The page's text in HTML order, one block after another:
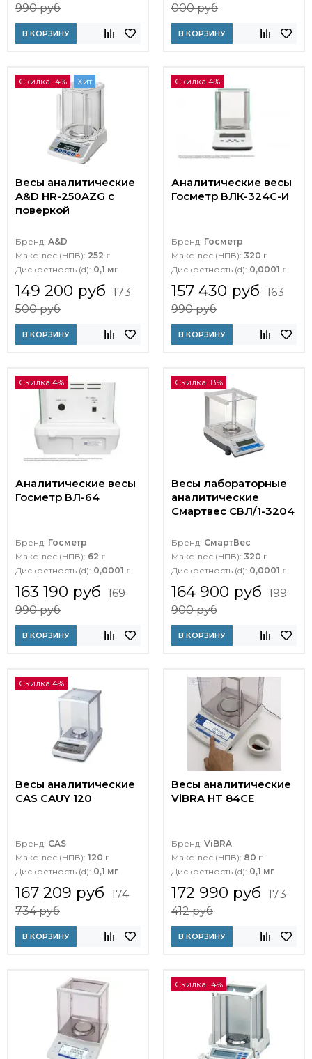
990 руб
В КОРЗИНУ
000 руб
В КОРЗИНУ
Скидка 14% Хит
Весы аналитические
A&D HR-250AZG с
поверкой
Бренд: A&D
Макс. вес (НПВ): 252 г
Дискретность (d): 0,1 мг
149 200 руб 173
500 руб
В КОРЗИНУ
Скидка 4%
Аналитические весы
Госметр ВЛК-324С-И
Бренд: Госметр
Макс. вес (НПВ): 320 г
Дискретность (d): 0,0001 г
157 430 руб 163
990 руб
В КОРЗИНУ
Скидка 4%
Аналитические весы
Госметр ВЛ-64
Бренд: Госметр
Макс. вес (НПВ): 62 г
Дискретность (d): 0,0001 г
163 190 руб 169
990 руб
В КОРЗИНУ
Скидка 18%
Весы лабораторные
аналитические
Смартвес СВЛ/1-3204
Бренд: СмартВес
Макс. вес (НПВ): 320 г
Дискретность (d): 0,0001 г
164 900 руб 199
900 руб
В КОРЗИНУ
Скидка 4%
Весы аналитические
CAS CAUY 120
Бренд: CAS
Макс. вес (НПВ): 120 г
Дискретность (d): 0,1 мг
167 209 руб 174
734 руб
В КОРЗИНУ
Весы аналитические
ViBRA HT 84CE
Бренд: ViBRA
Макс. вес (НПВ): 80 г
Дискретность (d): 0,1 мг
172 990 руб 173
412 руб
В КОРЗИНУ
Скидка 14%